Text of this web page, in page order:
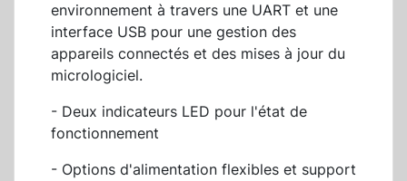
environnement à travers une UART et une
interface USB pour une gestion des
appareils connectés et des mises à jour du
micrologiciel.
- Deux indicateurs LED pour l'état de
fonctionnement
- Options d'alimentation flexibles et support